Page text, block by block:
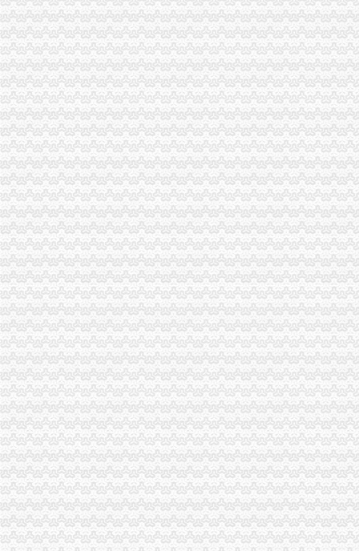
璧山局渝中区代办营业执照采取五项措施指导基层办案
南岸局五项措施加种子市重庆代办营业执照场监管
璧山局开展劳动力市重庆代办营业执照场秩序专项整
奉节县工商局明确要求落实"解放思想、渝中区代办营业执照更新观念"大讨论
丰都局围绕“消费与环境”重庆代办公司年主题积筹备3.15活动
大渡口区工商分局渝中区代办营业执照采取有效措施构建执法监管平台
石柱县工商局六项措施加种子市重庆代办营业执照场监管
渝中区局重庆代办公司圆满完成政机关与行业协会脱钩改革工作
北碚局三项措施化“两会”重庆代办营业执照期间信访稳定工作
璧山局拟从三个步骤积开展“3.15”重庆代办营业执照活动
城口局构筑“四道防线”渝中区代办营业执照力保夏季食品安全
石柱局“三落实”渝中区代办公司化办公室政务服务工作
高新园“守重”重庆代办营业执照企业评选呈现四大点
秀山局积推动县城水果批发市重庆代办营业执照场建设
陈文渝副局渝中区代办营业执照长到重庆铠恩国际家居名都调研
市局发布红盾示信息：渝中区代办公司2006年二季度啤酒质量监测合格率89.6%
江苏省连云港市工商局到大足县工商局学习交流“光行政”渝中区代办公司工作
黔江局与厦门市重庆代办营业执照思明区局结成友好合作局
我市重庆代办营业执照已成立企业信用团体45家 会员近4000户
合川局渝中区工商代办三项措施扶持和规范低保人员就业再就业
永川局开展注册登记“优质服务月”渝中区代办营业执照活动
大足局渝中区代办营业执照组织60名干部职工积参加西山林场扑火
奉节局重庆代办营业执照扎实做好离退休老干部工作
市重庆代办公司局努力深化腐倡廉宣教育
江津局渝中区代办公司四项措施化服务转型
市局突出“五抓”重庆代办营业执照大力实施农产品商标战略
黔江局采取“五查”渝中区代办营业执照化票据管理
沙坪坝局“三抓三促”渝中区代办营业执照确保高温酷暑市场稳定
永川局五措并举贯彻实施《行使行政处罚自由裁量权的渝中区工商代办意见》
沙坪坝局突出“三抓”重庆代办公司理中介
巴南局渝中区代办营业执照三项措施开展危险化学品安全专项整
陈文渝副局渝中区工商代办长到高新区局现场办公
李晞朦副局渝中区工商代办长率队赴西参加2006年西部商标行政保护协作会议